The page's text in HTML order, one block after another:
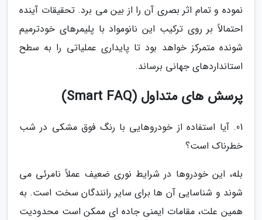
نموده و تمام اثر بصری آن را از بین می برد. تحقیقات آینده
احتمالاً بر روی ترکیب این نانومواد با پلیمرهای خودترمیم
شونده متمرکز خواهد بود تا پایداری عملیاتی را به سطح
استانداردهای جهانی برساند.
پرسش های متداول (Smart FAQ)
01. آیا استفاده از خودروهایی با رنگ فوق مشکی در شب
خطرناک است؟
بله، این خودروها در شرایط نوری ضعیف عملاً نامرئی می
شوند و شناسایی آن ها برای سایر رانندگان سخت است. به
همین علت، مقامات ایمنی جاده ای ممکن است محدودیت